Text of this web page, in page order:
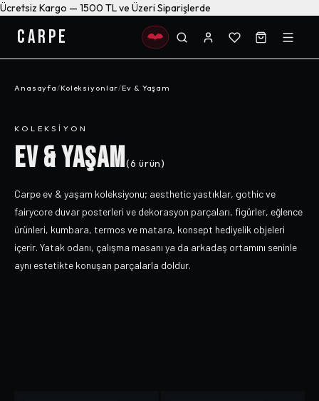
Ücretsiz Kargo — 1500 TL ve Üzeri Siparişlerde
CARPE
Anasayfa/Koleksiyonlar/Ev & Yaşam
KOLEKSIYON
EV & YAŞAM(6 ürün)
Carpe ev & yaşam koleksiyonu; aesthetic yastıklar, gothic ve
fairycore duvar posterleri ve dekorasyon parçaları, figürler, eğlence
ürünleri, kumbara, termos ve matara, konsept hediyelik objeleri
içerir. Yatak odanı, çalışma masanı ya da arkadaş ortamını seninle
aynı estetikte konuşan parçalarla doldur.